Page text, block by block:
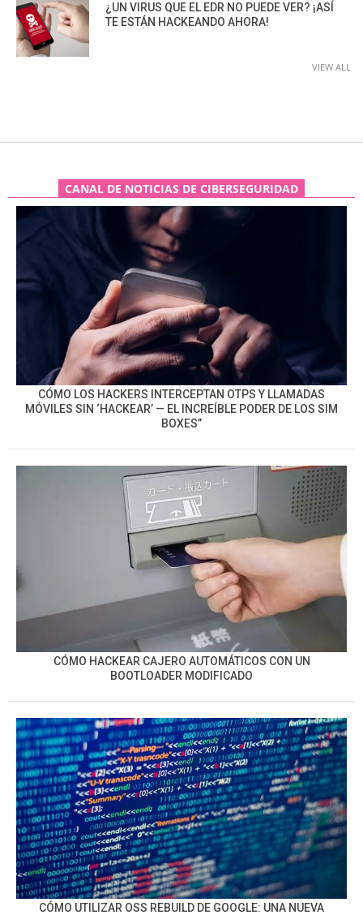
¿UN VIRUS QUE EL EDR NO PUEDE VER? ¡ASÍ
TE ESTÁN HACKEANDO AHORA!
VIEW ALL
CANAL DE NOTICIAS DE CIBERSEGURIDAD
CÓMO LOS HACKERS INTERCEPTAN OTPS Y LLAMADAS
MÓVILES SIN ‘HACKEAR’ — EL INCREÍBLE PODER DE LOS SIM
BOXES”
CÓMO HACKEAR CAJERO AUTOMÁTICOS CON UN
BOOTLOADER MODIFICADO
CÓMO UTILIZAR OSS REBUILD DE GOOGLE: UNA NUEVA